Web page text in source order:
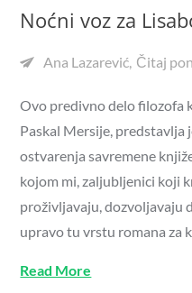
Noćni voz za
Ana Lazarević Čitaj
Ovo predivno delo filozofa
Paskal Mersije,
ostvarenja savremene
kojom mi, zaljubljenici koji
proživljavaju, dozvoljavaju
upravo tu vrstu romana za
Read More